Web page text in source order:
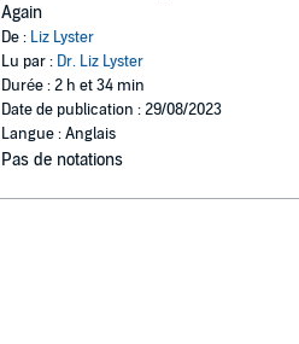
Again
De : Liz Lyster
Lu par : Dr. Liz Lyster
Durée : 2 h et 34 min
Date de publication : 29/08/2023
Langue : Anglais
Pas de notations